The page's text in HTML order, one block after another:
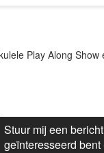
Play Along
Stuur mij een
geïnteresseerd bent